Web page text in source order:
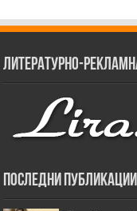
Литературно-
Последни публикации